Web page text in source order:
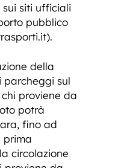
siti ufficiali
pubblico
della
parcheggi sul
proviene da
potrà
fino ad
prima
circolazione